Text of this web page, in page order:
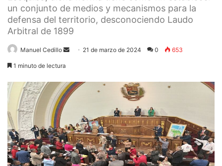
un conjunto de medios y mecanismos para la
defensa del territorio, desconociendo Laudo
Arbitral de 1899
Manuel Cedillo
Send 21 de marzo de 2024 0 653
1 minuto de lectura